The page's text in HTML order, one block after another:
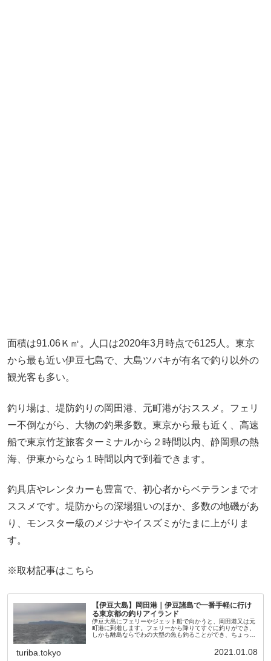
面積は91.06Ｋ㎡。人口は2020年3月時点で6125人。東京
から最も近い伊豆七島で、大島ツバキが有名で釣り以外の
観光客も多い。
釣り場は、堤防釣りの岡田港、元町港がおススメ。フェリ
ー不倒ながら、大物の釣果多数。東京から最も近く、高速
船で東京竹芝旅客ターミナルから２時間以内、静岡県の熱
海、伊東からなら１時間以内で到着できます。
釣具店やレンタカーも豊富で、初心者からベテランまでオ
ススメです。堤防からの深場狙いのほか、多数の地磯があ
り、モンスター級のメジナやイスズミがたまに上がりま
す。
※取材記事はこちら
【伊豆大島】岡田港｜伊豆諸島で一番手軽に行け
る東京都の釣りアイランド
伊豆大島にフェリーやジェット船で向かうと、岡田港又は元
町港に到着します。フェリーから降りてすぐに釣りができ、
しかも離島ならでわの大型の魚も釣ることができ、ちょっと
turiba.tokyo 2021.01.08